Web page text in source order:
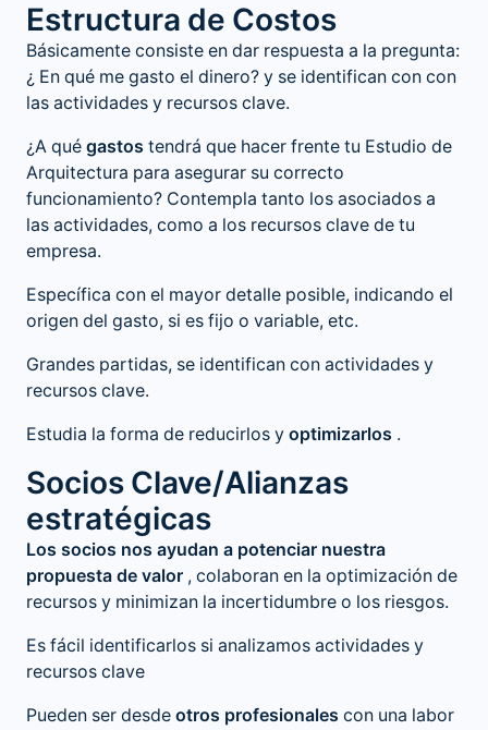
Estructura de Costos
Básicamente consiste en dar respuesta a la pregunta:
¿ En qué me gasto el dinero? y se identifican con con
las actividades y recursos clave.
¿A qué gastos tendrá que hacer frente tu Estudio de
Arquitectura para asegurar su correcto
funcionamiento? Contempla tanto los asociados a
las actividades, como a los recursos clave de tu
empresa.
Específica con el mayor detalle posible, indicando el
origen del gasto, si es fijo o variable, etc.
Grandes partidas, se identifican con actividades y
recursos clave.
Estudia la forma de reducirlos y optimizarlos .
Socios Clave/Alianzas
estratégicas
Los socios nos ayudan a potenciar nuestra
propuesta de valor , colaboran en la optimización de
recursos y minimizan la incertidumbre o los riesgos.
Es fácil identificarlos si analizamos actividades y
recursos clave
Pueden ser desde otros profesionales con una labor